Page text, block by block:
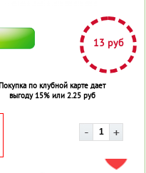
13 руб
Покупка по клубной карте дает
выгоду 15% или 2.25 руб